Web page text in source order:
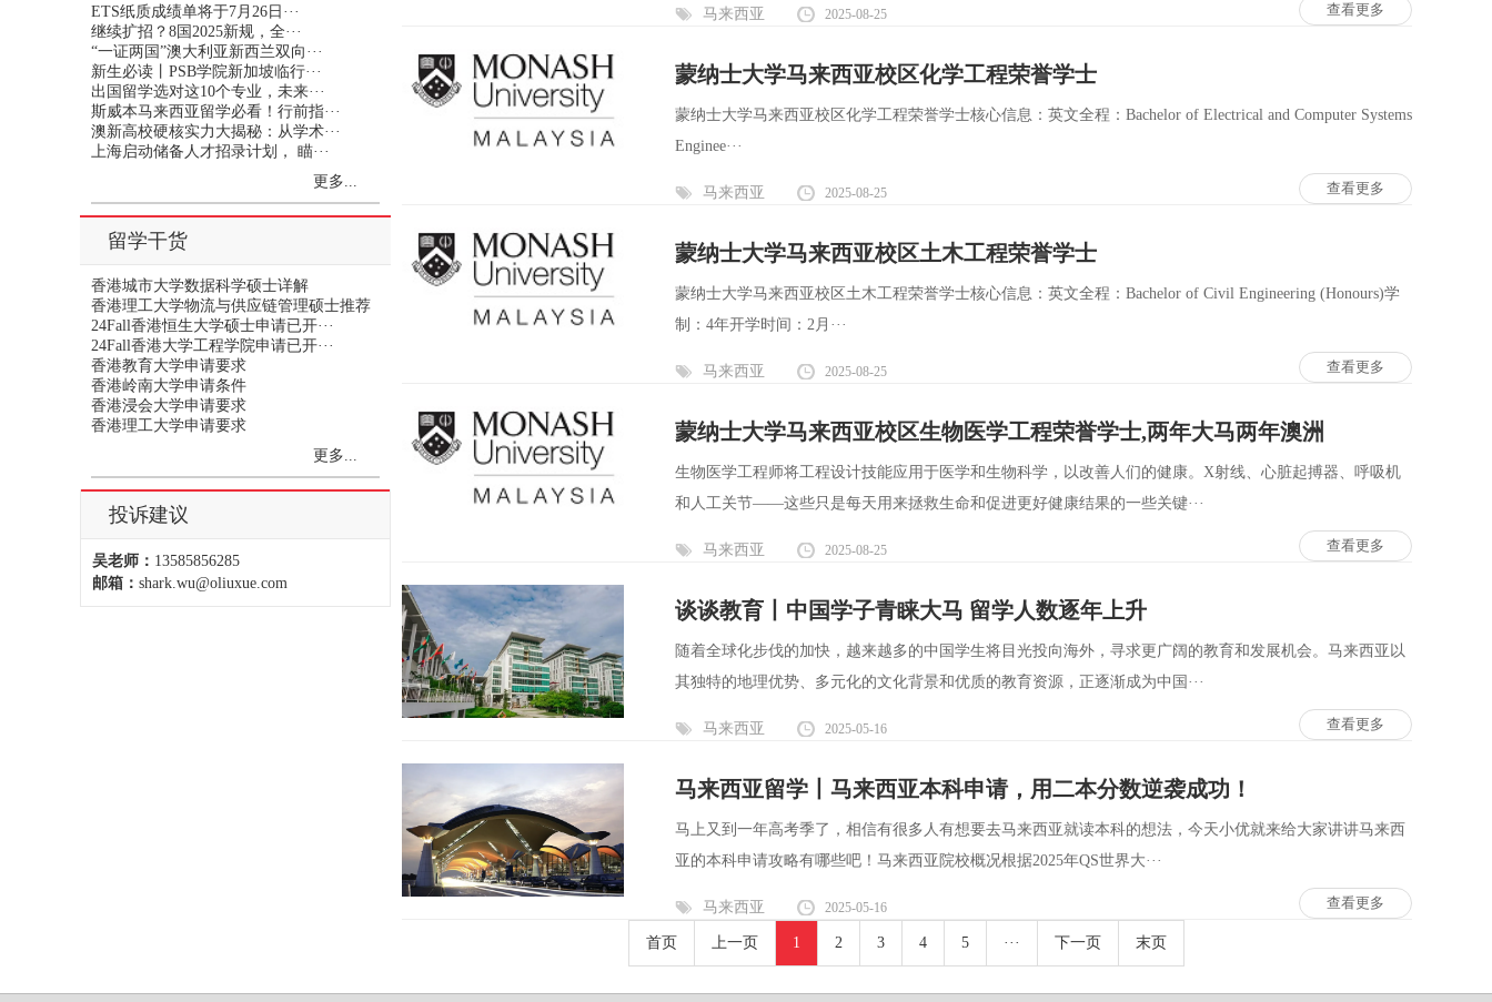
ETS纸质成绩单将于7月26日···
继续扩招？8国2025新规，全···
“一证两国”澳大利亚新西兰双向···
新生必读丨PSB学院新加坡临行···
出国留学选对这10个专业，未来···
斯威本马来西亚留学必看！行前指···
澳新高校硬核实力大揭秘：从学术···
上海启动储备人才招录计划， 瞄···
更多...
留学干货
香港城市大学数据科学硕士详解
香港理工大学物流与供应链管理硕士推荐
24Fall香港恒生大学硕士申请已开···
24Fall香港大学工程学院申请已开···
香港教育大学申请要求
香港岭南大学申请条件
香港浸会大学申请要求
香港理工大学申请要求
更多...
投诉建议
吴老师： 13585856285
邮箱： shark.wu@oliuxue.com
查看更多
马来西亚 2025-08-25
蒙纳士大学马来西亚校区化学工程荣誉学士
蒙纳士大学马来西亚校区化学工程荣誉学士核心信息：英文全程：Bachelor of Electrical and Computer Systems
Enginee···
查看更多
马来西亚 2025-08-25
蒙纳士大学马来西亚校区土木工程荣誉学士
蒙纳士大学马来西亚校区土木工程荣誉学士核心信息：英文全程：Bachelor of Civil Engineering (Honours)学
制：4年开学时间：2月···
查看更多
马来西亚 2025-08-25
蒙纳士大学马来西亚校区生物医学工程荣誉学士,两年大马两年澳洲
生物医学工程师将工程设计技能应用于医学和生物科学，以改善人们的健康。X射线、心脏起搏器、呼吸机
和人工关节——这些只是每天用来拯救生命和促进更好健康结果的一些关键···
查看更多
马来西亚 2025-08-25
谈谈教育丨中国学子青睐大马 留学人数逐年上升
随着全球化步伐的加快，越来越多的中国学生将目光投向海外，寻求更广阔的教育和发展机会。马来西亚以
其独特的地理优势、多元化的文化背景和优质的教育资源，正逐渐成为中国···
查看更多
马来西亚 2025-05-16
马来西亚留学丨马来西亚本科申请，用二本分数逆袭成功！
马上又到一年高考季了，相信有很多人有想要去马来西亚就读本科的想法，今天小优就来给大家讲讲马来西
亚的本科申请攻略有哪些吧！马来西亚院校概况根据2025年QS世界大···
查看更多
马来西亚 2025-05-16
首页 上一页 1 2 3 4 5 ··· 下一页 末页